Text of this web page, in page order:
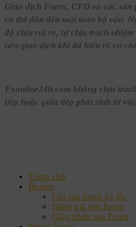
Giao dịch Forex, CFD và các sản
có thể dẫn đến mất toàn bộ vốn.
độ chịu rủi ro, tự chịu trách
nên giao dịch khi đã hiểu rõ cơ
Fxonline24h.com không chịu
tiếp hoặc gián tiếp phát sinh từ
Trang chủ
Broker
List sàn forex uy tín
Đánh giá sàn Forex
Giấy phép sàn Forex